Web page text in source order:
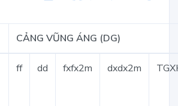
CẢNG VŨNG ÁNG (DG)
ff dd fxfx2m dxdx2m